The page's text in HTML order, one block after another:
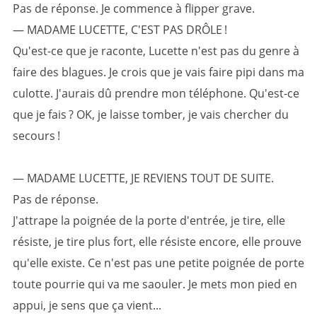
Pas de réponse. Je commence à flipper grave.
— MADAME LUCETTE, C'EST PAS DRÔLE !
Qu'est-ce que je raconte, Lucette n'est pas du genre à
faire des blagues. Je crois que je vais faire pipi dans ma
culotte. J'aurais dû prendre mon téléphone. Qu'est-ce
que je fais ? OK, je laisse tomber, je vais chercher du
secours !
— MADAME LUCETTE, JE REVIENS TOUT DE SUITE.
Pas de réponse.
J'attrape la poignée de la porte d'entrée, je tire, elle
résiste, je tire plus fort, elle résiste encore, elle prouve
qu'elle existe. Ce n'est pas une petite poignée de porte
toute pourrie qui va me saouler. Je mets mon pied en
appui, je sens que ça vient...